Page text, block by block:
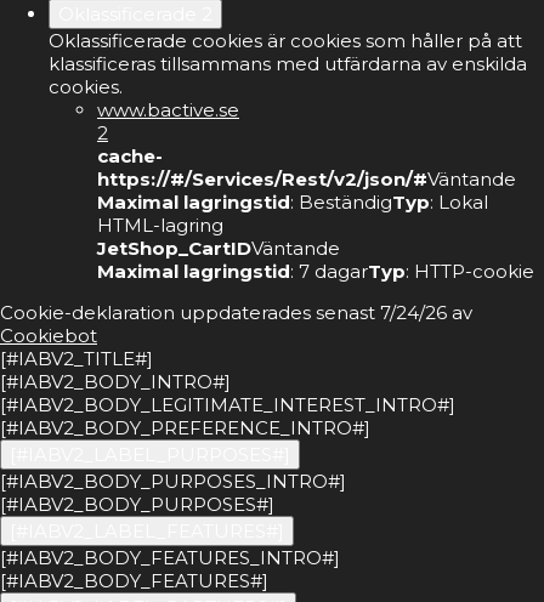
Oklassificerade cookies är cookies som håller på att
klassificeras tillsammans med utfärdarna av enskilda
cookies.
www.bactive.se
2
cache-
https://#/Services/Rest/v2/json/#Väntande
Maximal lagringstid: BeständigTyp: Lokal
HTML-lagring
JetShop_CartIDVäntande
Maximal lagringstid: 7 dagarTyp: HTTP-cookie
Cookie-deklaration uppdaterades senast 7/24/26 av
Cookiebot
[#IABV2_TITLE#]
[#IABV2_BODY_INTRO#]
[#IABV2_BODY_LEGITIMATE_INTEREST_INTRO#]
[#IABV2_BODY_PREFERENCE_INTRO#]
[#IABV2_BODY_PURPOSES_INTRO#]
[#IABV2_BODY_PURPOSES#]
[#IABV2_BODY_FEATURES_INTRO#]
[#IABV2_BODY_FEATURES#]